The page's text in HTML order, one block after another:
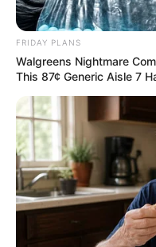
Clara de Assis há
Gostei muito da
edneia oliveira há
Ola, boa tarde eu
artesanato,
simples com
melhor quando
luciani moreira
FRIDAY PLANS
Walgreens Nightmare
This 87¢ Generic Aisle 7